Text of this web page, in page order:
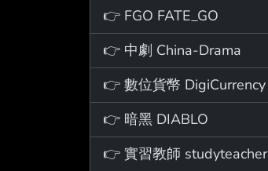
👉 FGO FATE_GO
👉 中劇 China-Drama
👉 數位貨幣 DigiCurrency
👉 暗黑 DIABLO
👉 實習教師 studyteacher